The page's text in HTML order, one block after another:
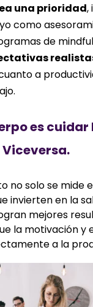
una prioridad,
como
de
a
es cuidar
Viceversa.
no solo se mide
invierten en la
mejores
la motivación y
a la